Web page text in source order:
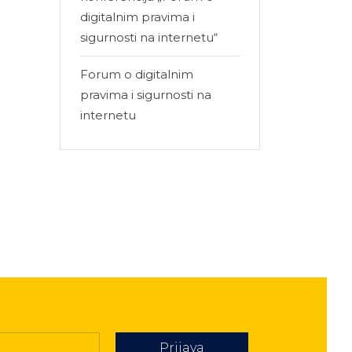
digitalnim pravima i
sigurnosti na internetu“
Forum o digitalnim
pravima i sigurnosti na
internetu
Prijava